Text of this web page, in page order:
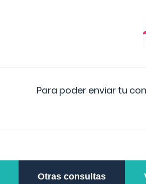
Para poder enviar tu
Otras consultas